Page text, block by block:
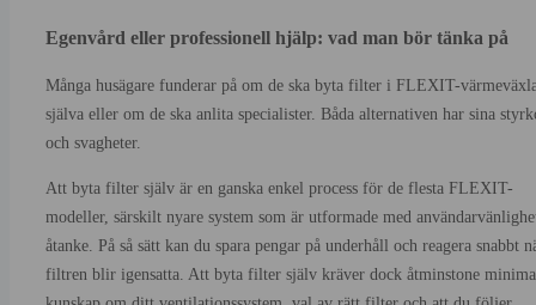
Egenvård eller professionell hjälp: vad man bör tänka på
Många husägare funderar på om de ska byta filter i FLEXIT-
själva eller om de ska anlita specialister. Båda alternativen har sina
och svagheter.
Att byta filter själv är en ganska enkel process för de flesta FLEXIT-
modeller, särskilt nyare system som är utformade med
åtanke. På så sätt kan du spara pengar på underhåll och reagera snabbt
filtren blir igensatta. Att byta filter själv kräver dock åtminstone